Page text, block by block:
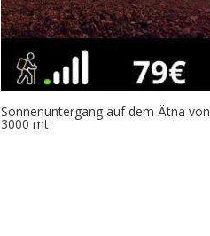
Sonnenuntergang auf dem Ätna von
3000 mt